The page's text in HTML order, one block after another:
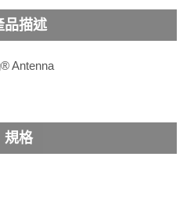
品描述
Antenna
規格